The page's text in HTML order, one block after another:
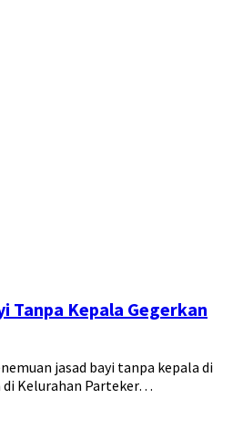
Tanpa Kepala Gegerkan
jasad bayi tanpa kepala di
Kelurahan Parteker…